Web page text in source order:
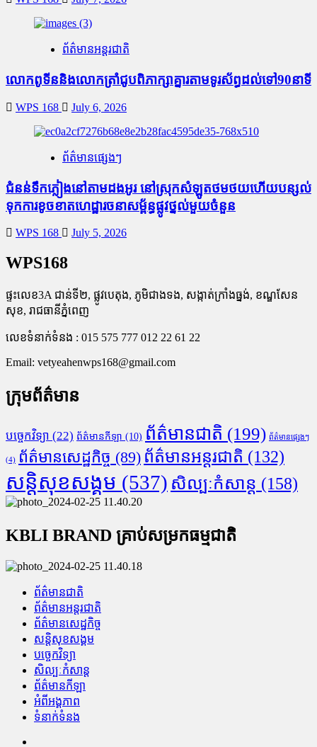
ព័ត៌មានអន្តរជាតិ
លោកពូទីននិងលោកត្រាំជូបពិភាក្សាគ្នារតាមទូរស័ព្ធដល់ទៅ90នាទី
WPS 168 July 6, 2026
ព័ត៌មានផ្សេងៗ
ជំនន់​ទឹកភ្លៀង​នៅ​តាម​ដងអូរ​ នៅ​ស្រុក​សំឡូត​ថមថយ​ហើយ​បន្សល់​
ទុក​ការ​ខូចខាត​ហេដ្ឋារចនាសម្ព័ន្ធ​ផ្លូវថ្នល់​មួយ​ចំនួន
WPS 168 July 5, 2026
WPS168
ផ្ទះលេខ3A ជាន់ទី២, ផ្លូវបេតុង, ភូមិជាងទង, សង្កាត់ក្រាំងធ្នង់, ខណ្ឌសែន
សុខ, រាជធានីភ្នំពេញ
លេខទំនាក់ទំនង : 015 575 777 012 22 61 22
Email: vetyeahenwps168@gmail.com
ក្រុមព័ត៌មាន
បច្ចេកវិទ្យា (22) ព័ត៌មានកីឡា (10) ព័ត៌មានជាតិ (199) ព័ត៌មានផ្សេងៗ
(4) ព័ត៌មានសេដ្ឋកិច្ច (89) ព័ត៌មានអន្តរជាតិ (132)
សន្តិសុខសង្គម (537) សិល្បៈកំសាន្ត (158)
KBLI BRAND គ្រាប់សម្រកធម្មជាតិ
ព័ត៌មានជាតិ
ព័ត៌មានអន្តរជាតិ
ព័ត៌មានសេដ្ឋកិច្ច
សន្តិសុខសង្គម
បច្ចេកវិទ្យា
សិល្បៈកំសាន្ត
ព័ត៌មានកីឡា
អំពីអង្គភាព
ទំនាក់ទំនង